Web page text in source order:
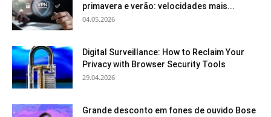
primavera e verão: velocidades mais...
04.05.2026
Digital Surveillance: How to Reclaim Your
Privacy with Browser Security Tools
29.04.2026
Grande desconto em fones de ouvido Bose